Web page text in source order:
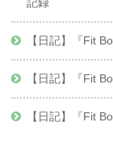
記録
【日記】『Fit
【日記】『Fit
【日記】『Fit